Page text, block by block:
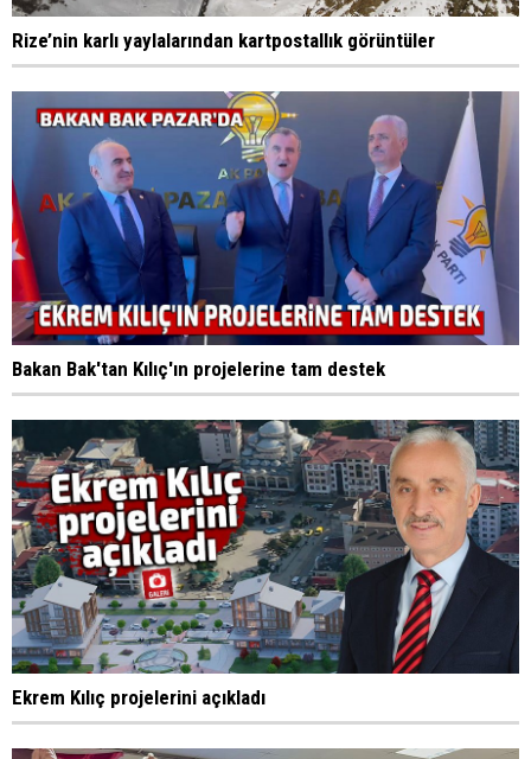
Rize’nin karlı yaylalarından kartpostallık görüntüler
Bakan Bak'tan Kılıç'ın projelerine tam destek
Ekrem Kılıç projelerini açıkladı